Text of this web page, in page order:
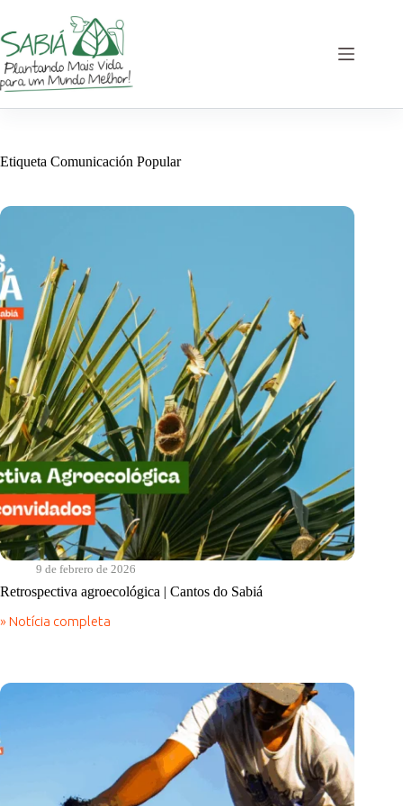
contenido
Etiqueta Comunicación Popular
9 de febrero de 2026
Retrospectiva agroecológica | Cantos do Sabiá
» Notícia completa
Retrospectiva
do